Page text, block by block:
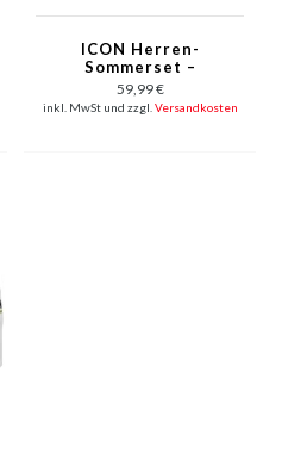
ICON Herren-
Sommerset –
Oversize-T-Shirt und
Shorts – Twinset –
2096 – Schwarz
59,99 €
inkl. MwSt und zzgl. Versandkosten